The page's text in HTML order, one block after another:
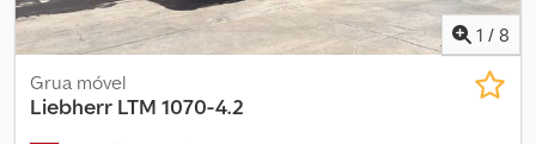
1 / 8
Grua móvel
Liebherr LTM 1070-4.2